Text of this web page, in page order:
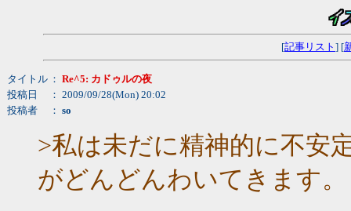
[記事リスト ] [
タイトル ： Re^5: カドゥルの夜
投稿日
： 2009/09/28(Mon) 20:02
投稿者
： so
>私は未だに精神的に不安
がどんどんわいてきます。